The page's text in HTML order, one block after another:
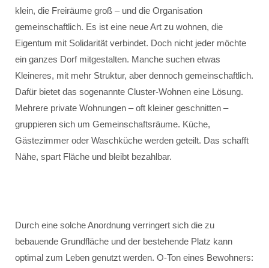
klein, die Freiräume groß – und die Organisation
gemeinschaftlich. Es ist eine neue Art zu wohnen, die
Eigentum mit Solidarität verbindet. Doch nicht jeder möchte
ein ganzes Dorf mitgestalten. Manche suchen etwas
Kleineres, mit mehr Struktur, aber dennoch gemeinschaftlich.
Dafür bietet das sogenannte Cluster-Wohnen eine Lösung.
Mehrere private Wohnungen – oft kleiner geschnitten –
gruppieren sich um Gemeinschaftsräume. Küche,
Gästezimmer oder Waschküche werden geteilt. Das schafft
Nähe, spart Fläche und bleibt bezahlbar.
Durch eine solche Anordnung verringert sich die zu
bebauende Grundfläche und der bestehende Platz kann
optimal zum Leben genutzt werden. O-Ton eines Bewohners: